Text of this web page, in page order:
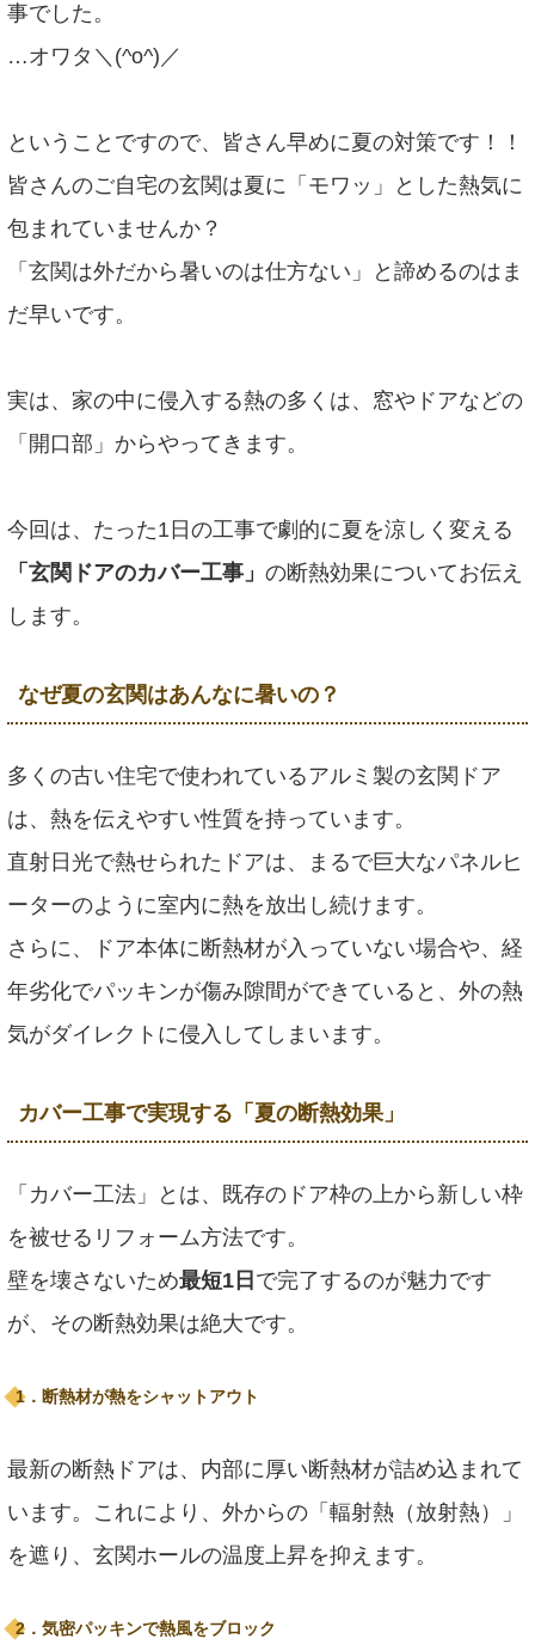
事でした。
…オワタ ＼(^o^)／
ということですので、皆さん早めに夏の対策です！！
皆さんのご自宅の玄関は夏に「モワッ」とした熱気に
包まれていませんか？
「玄関は外だから暑いのは仕方ない」と諦めるのはま
だ早いです。
実は、家の中に侵入する熱の多くは、窓やドアなどの
「開口部」からやってきます。
今回は、たった1日の工事で劇的に夏を涼しく変える
「玄関ドアのカバー工事」 の断熱効果についてお伝え
します。
なぜ夏の玄関はあんなに暑いの？
多くの古い住宅で使われているアルミ製の玄関ドア
は、熱を伝えやすい性質を持っています。
直射日光で熱せられたドアは、まるで巨大なパネルヒ
ーターのように室内に熱を放出し続けます。
さらに、ドア本体に断熱材が入っていない場合や、経
年劣化でパッキンが傷み隙間ができていると、外の熱
気がダイレクトに侵入してしまいます。
カバー工事で実現する「夏の断熱効果」
「カバー工法」とは、既存のドア枠の上から新しい枠
を被せるリフォーム方法です。
壁を壊さないため最短1日 で完了するのが魅力です
が、その断熱効果は絶大です。
1．断熱材が熱をシャットアウト
最新の断熱ドアは、内部に厚い断熱材が詰め込まれて
います。これにより、外からの「輻射熱（放射熱）」
を遮り、玄関ホールの温度上昇を抑えます。
2．気密パッキンで熱風をブロック